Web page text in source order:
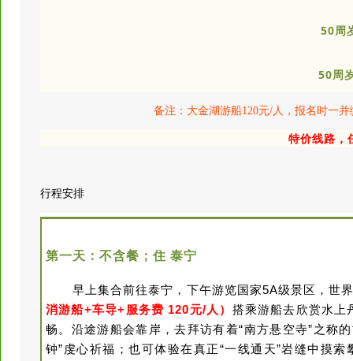
50周
50周
备注：大金湖游船120元/人，报名时一并
特价线路，
行程安排
第一天： 不含餐；住 泰宁
早上集合前往泰宁，下午游览国家5A级景区，世
消游船+车导+服务费 120元/人） 搭乘游船去欣赏水上
畅。沿途游船会靠岸，去拜访有着“南方悬空寺”之称
钟”虔心祈福；也可体验在真正“一线通天”岩缝中摸